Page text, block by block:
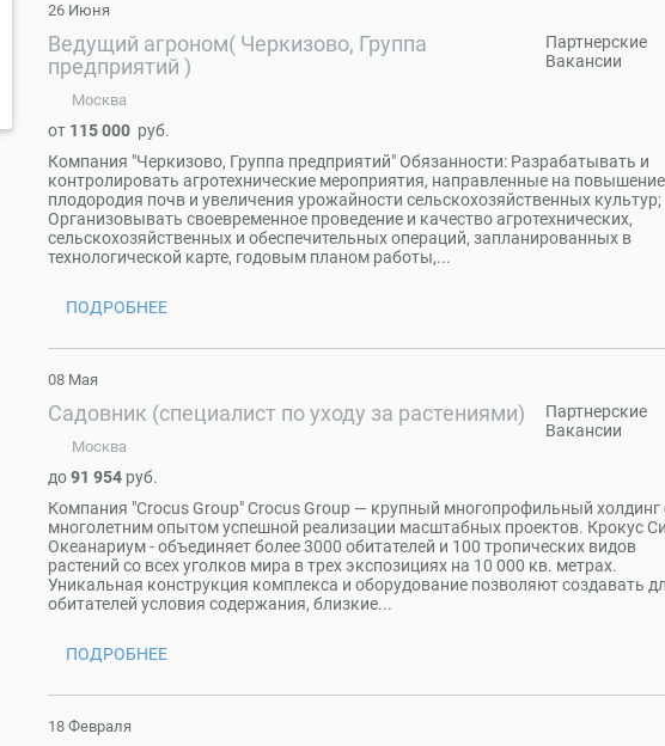
26 Июня
Партнерские
Вакансии
Ведущий агроном( Черкизово, Группа
предприятий )
Москва
от 115 000 руб.
Компания "Черкизово, Группа предприятий" Обязанности: Разрабатывать и
контролировать агротехнические мероприятия, направленные на повышение
плодородия почв и увеличения урожайности сельскохозяйственных культур;
Организовывать своевременное проведение и качество агротехнических,
сельскохозяйственных и обеспечительных операций, запланированных в
технологической карте, годовым планом работы,...
ПОДРОБНЕЕ
08 Мая
Партнерские
Вакансии
Садовник (специалист по уходу за растениями)
Москва
до91 954 руб.
Компания "Crocus Group" Crocus Group — крупный многопрофильный холдинг
многолетним опытом успешной реализации масштабных проектов. Крокус
Океанариум - объединяет более 3000 обитателей и 100 тропических видов
растений со всех уголков мира в трех экспозициях на 10 000 кв. метрах.
Уникальная конструкция комплекса и оборудование позволяют создавать
обитателей условия содержания, близкие...
ПОДРОБНЕЕ
18 Февраля